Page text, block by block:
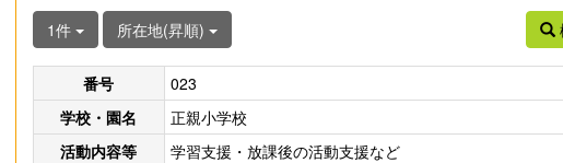
1件 所在地(昇順)
番号
023
学校・園名
正親小学校
活動内容等
学習支援・放課後の活動支援など